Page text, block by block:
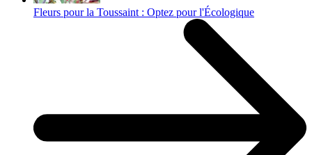
Fleurs pour la Toussaint : Optez pour l'Écologique